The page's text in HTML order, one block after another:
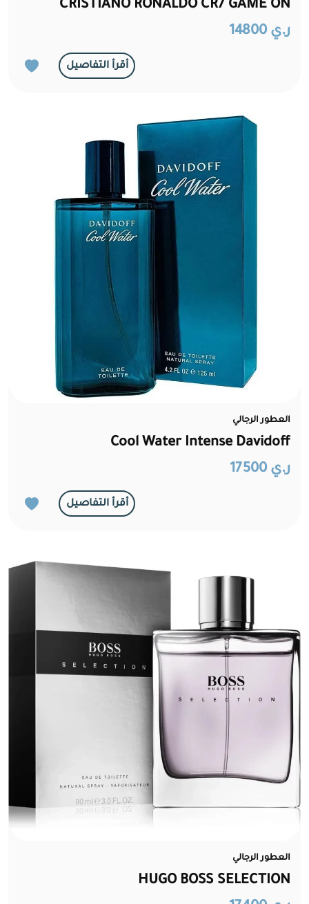
CRISTIANO RONALDO CR7 GAME ON
ر.ي 14800
أقرأ التفاصيل
العطور الرجالي
Cool Water Intense Davidoff
ر.ي 17500
أقرأ التفاصيل
العطور الرجالي
HUGO BOSS SELECTION